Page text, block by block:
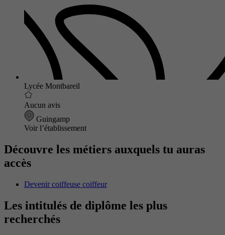
Lycée Montbareil
Aucun avis
Guingamp
Voir l’établissement
Découvre les métiers auxquels tu auras
accès
Devenir coiffeuse coiffeur
Les intitulés de diplôme les plus
recherchés